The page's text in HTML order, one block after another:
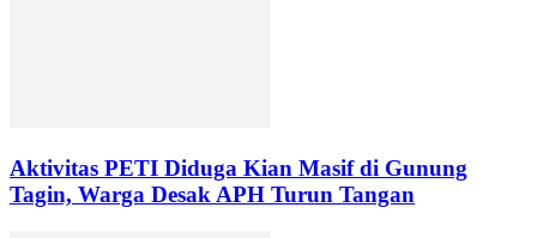
Aktivitas PETI Diduga Kian Masif di Gunung
Tagin, Warga Desak APH Turun Tangan